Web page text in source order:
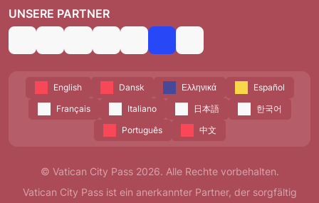
UNSERE PARTNER
English Dansk Ελληνικά
Español
Français
Italiano 日本語
한국어
Português
中文
© Vatican City Pass 2026. Alle Rechte vorbehalten.
Vatican City Pass ist ein anerkannter Partner, der sorgfältig